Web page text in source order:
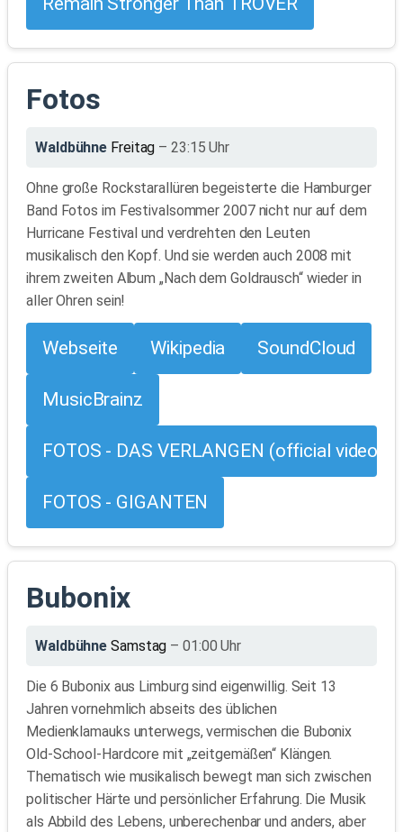
Fotos
Waldbühne Freitag – 23:15 Uhr
Ohne große Rockstarallüren begeisterte die Hamburger
Band Fotos im Festivalsommer 2007 nicht nur auf dem
Hurricane Festival und verdrehten den Leuten
musikalisch den Kopf. Und sie werden auch 2008 mit
ihrem zweiten Album „Nach dem Goldrausch“ wieder in
aller Ohren sein!
Webseite Wikipedia SoundCloud
MusicBrainz
FOTOS - DAS VERLANGEN (official video)
FOTOS - GIGANTEN
Bubonix
Waldbühne Samstag – 01:00 Uhr
Die 6 Bubonix aus Limburg sind eigenwillig. Seit 13
Jahren vornehmlich abseits des üblichen
Medienklamauks unterwegs, vermischen die Bubonix
Old-School-Hardcore mit „zeitgemäßen“ Klängen.
Thematisch wie musikalisch bewegt man sich zwischen
politischer Härte und persönlicher Erfahrung. Die Musik
als Abbild des Lebens, unberechenbar und anders, aber